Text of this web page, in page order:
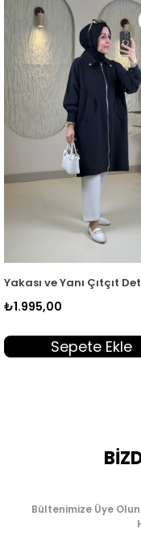
Giyçık Haki ARM
ve Yanı Çıtçıt Detaylı
Sepete Ekle
Bültenimize Üye